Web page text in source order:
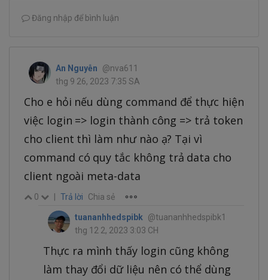
Đăng nhập để bình luận
An Nguyễn
@nva611
thg 9 26, 2023 7:35 SA
Cho e hỏi nếu dùng command để thực hiện
việc login => login thành công => trả token
cho client thì làm như nào ạ? Tại vì
command có quy tắc không trả data cho
client ngoài meta-data
0 Trả lời Chia sẻ
tuananhhedspibk
@tuananhhedspibk1
thg 12 2, 2023 3:03 CH
Thực ra mình thấy login cũng không
làm thay đổi dữ liệu nên có thể dùng